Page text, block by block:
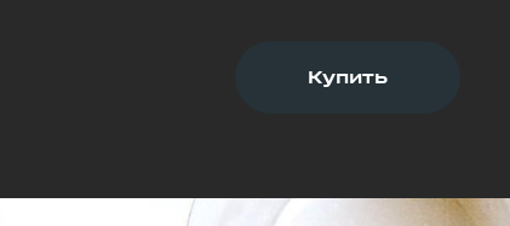
Купить